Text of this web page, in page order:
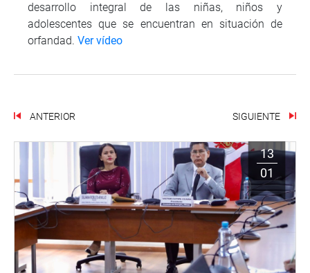
desarrollo integral de las niñas, niños y
adolescentes que se encuentran en situación de
orfandad. Ver vídeo
ANTERIOR SIGUIENTE
13
01